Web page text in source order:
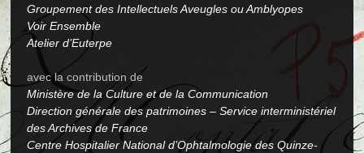
Groupement des Intellectuels Aveugles ou Amblyopes
Voir Ensemble
Atelier d’Euterpe
avec la contribution de
Ministère de la Culture et de la Communication
Direction générale des patrimoines – Service interministériel
des Archives de France
Centre Hospitalier National d’Ophtalmologie des Quinze-